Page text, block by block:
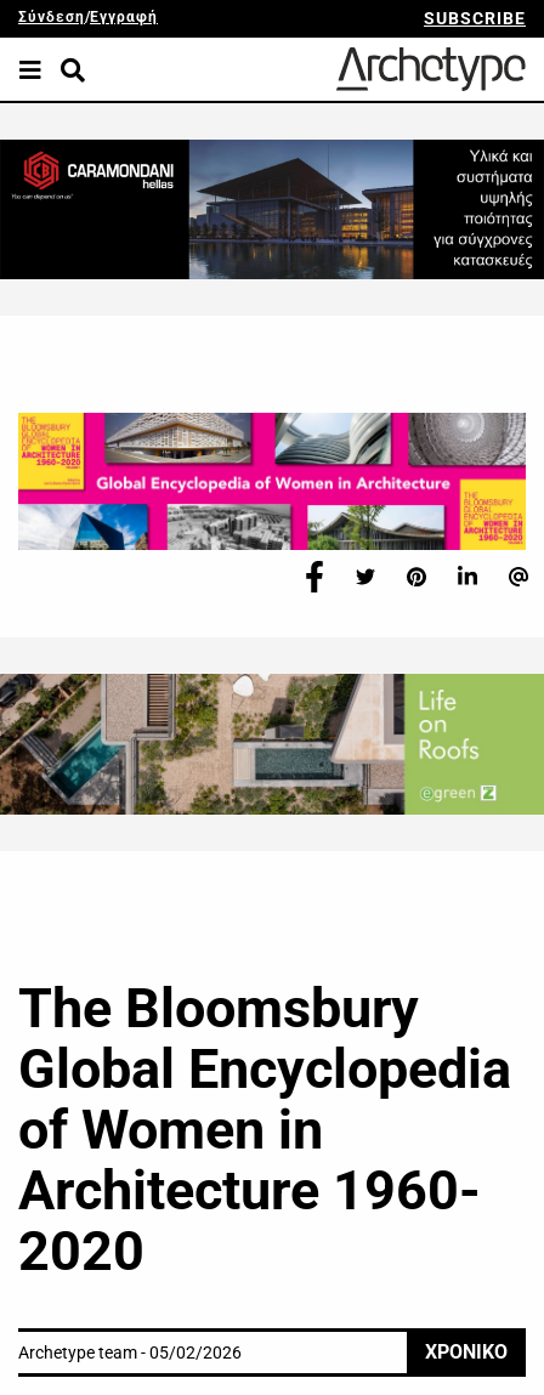
Σύνδεση/Εγγραφή SUBSCRIBE
The Bloomsbury
Global Encyclopedia
of Women in
Architecture 1960-
2020
Archetype team - 05/02/2026 ΧΡΟΝΙΚΟ